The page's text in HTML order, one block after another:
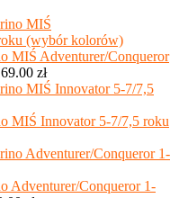
MIŚ Adventurer/Conqueror
zł
MIŚ Innovator 5-7/7,5 roku
Adventurer/Conqueror 1-